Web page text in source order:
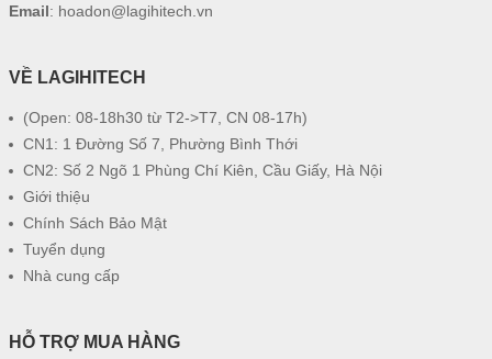
Email: hoadon@lagihitech.vn
VỀ LAGIHITECH
(Open: 08-18h30 từ T2->T7, CN 08-17h)
CN1: 1 Đường Số 7, Phường Bình Thới
CN2: Số 2 Ngõ 1 Phùng Chí Kiên, Cầu Giấy, Hà Nội
Giới thiệu
Chính Sách Bảo Mật
Tuyển dụng
Nhà cung cấp
HỖ TRỢ MUA HÀNG